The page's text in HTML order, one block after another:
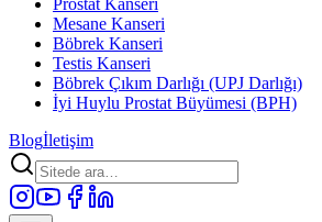
Prostat Kanseri
Mesane Kanseri
Böbrek Kanseri
Testis Kanseri
Böbrek Çıkım Darlığı (UPJ Darlığı)
İyi Huylu Prostat Büyümesi (BPH)
Blogİletişim